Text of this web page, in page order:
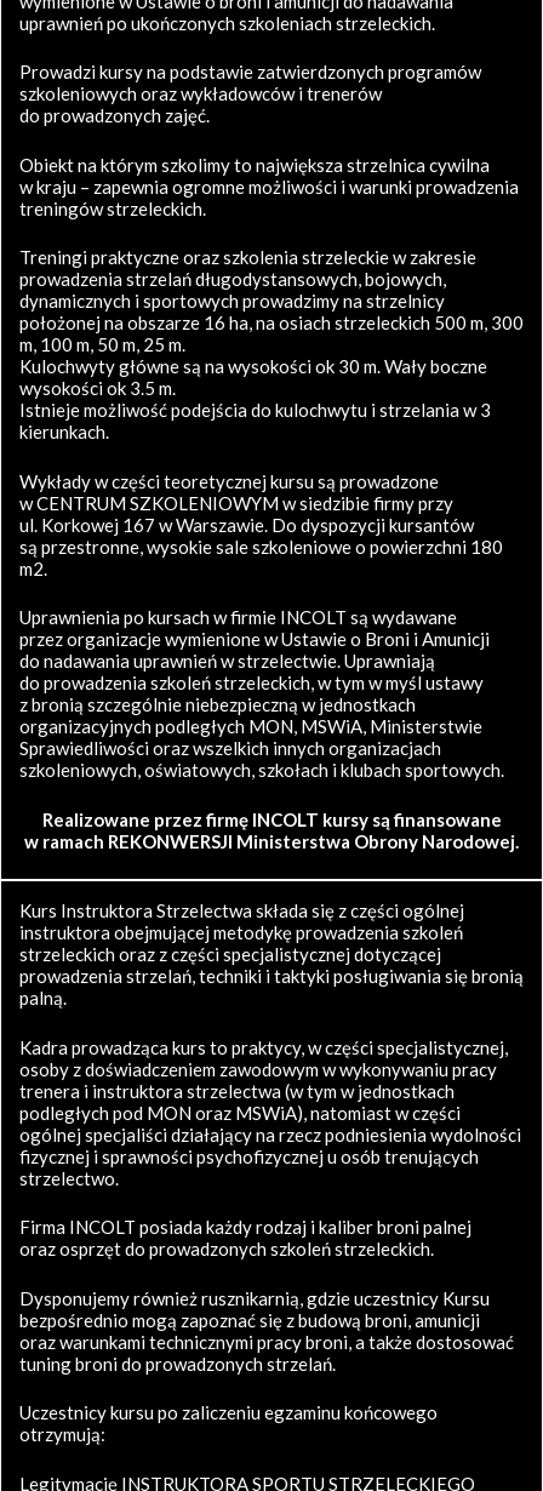
uprawnień po ukończonych szkoleniach strzeleckich.
Prowadzi kursy na podstawie zatwierdzonych programów
szkoleniowych oraz wykładowców i trenerów
do prowadzonych zajęć.
Obiekt na którym szkolimy to największa strzelnica cywilna
w kraju – zapewnia ogromne możliwości i warunki prowadzenia
treningów strzeleckich.
Treningi praktyczne oraz szkolenia strzeleckie w zakresie
prowadzenia strzelań długodystansowych, bojowych,
dynamicznych i sportowych prowadzimy na strzelnicy
położonej na obszarze 16 ha, na osiach strzeleckich 500 m, 300
m, 100 m, 50 m, 25 m.
Kulochwyty główne są na wysokości ok 30 m. Wały boczne
wysokości ok 3.5 m.
Istnieje możliwość podejścia do kulochwytu i strzelania w 3
kierunkach.
Wykłady w części teoretycznej kursu są prowadzone
w CENTRUM SZKOLENIOWYM w siedzibie firmy przy
ul. Korkowej 167 w Warszawie. Do dyspozycji kursantów
są przestronne, wysokie sale szkoleniowe o powierzchni 180
m2.
Uprawnienia po kursach w firmie INCOLT są wydawane
przez organizacje wymienione w Ustawie o Broni i Amunicji
do nadawania uprawnień w strzelectwie. Uprawniają
do prowadzenia szkoleń strzeleckich, w tym w myśl ustawy
z bronią szczególnie niebezpieczną w jednostkach
organizacyjnych podległych MON, MSWiA, Ministerstwie
Sprawiedliwości oraz wszelkich innych organizacjach
szkoleniowych, oświatowych, szkołach i klubach sportowych.
Realizowane przez firmę INCOLT kursy są finansowane
w ramach REKONWERSJI Ministerstwa Obrony Narodowej.
Kurs Instruktora Strzelectwa składa się z części ogólnej
instruktora obejmującej metodykę prowadzenia szkoleń
strzeleckich oraz z części specjalistycznej dotyczącej
prowadzenia strzelań, techniki i taktyki posługiwania się bronią
palną.
Kadra prowadząca kurs to praktycy, w części specjalistycznej,
osoby z doświadczeniem zawodowym w wykonywaniu pracy
trenera i instruktora strzelectwa (w tym w jednostkach
podległych pod MON oraz MSWiA), natomiast w części
ogólnej specjaliści działający na rzecz podniesienia wydolności
fizycznej i sprawności psychofizycznej u osób trenujących
strzelectwo.
Firma INCOLT posiada każdy rodzaj i kaliber broni palnej
oraz osprzęt do prowadzonych szkoleń strzeleckich.
Dysponujemy również rusznikarnią, gdzie uczestnicy Kursu
bezpośrednio mogą zapoznać się z budową broni, amunicji
oraz warunkami technicznymi pracy broni, a także dostosować
tuning broni do prowadzonych strzelań.
Uczestnicy kursu po zaliczeniu egzaminu końcowego
otrzymują:
Legitymację INSTRUKTORA SPORTU STRZELECKIEGO